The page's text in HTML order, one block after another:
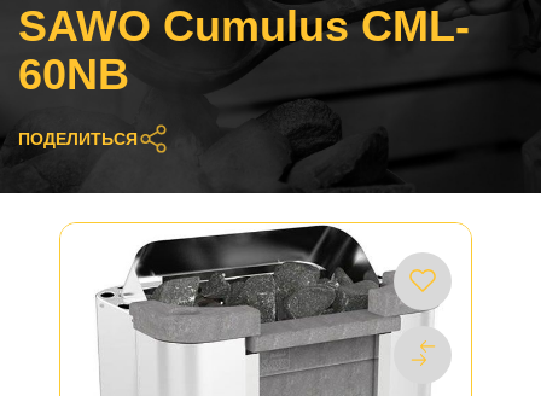
SAWO Cumulus CML-
60NB
ПОДЕЛИТЬСЯ